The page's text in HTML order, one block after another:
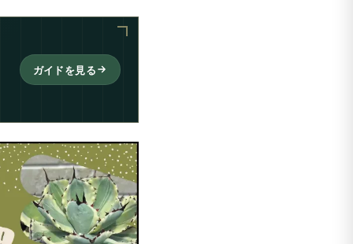
ガイドを見る